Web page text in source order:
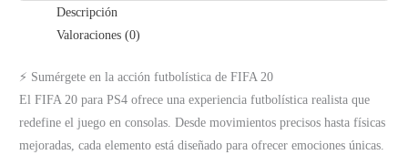
Descripción
Valoraciones (0)
⚡ Sumérgete en la acción futbolística de FIFA 20
El FIFA 20 para PS4 ofrece una experiencia futbolística realista que
redefine el juego en consolas. Desde movimientos precisos hasta físicas
mejoradas, cada elemento está diseñado para ofrecer emociones únicas.